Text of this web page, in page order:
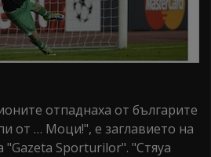
отпаднаха от българите
от … Моци!", е заглавието на
"Gazeta Sporturilor". "Стяуа